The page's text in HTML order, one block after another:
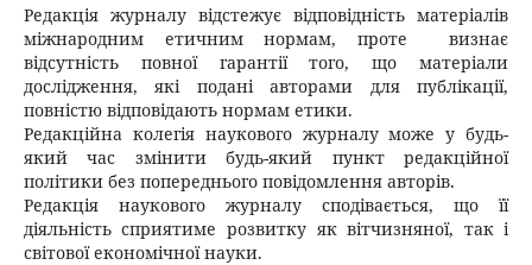
Редакція журналу відстежує відповідність матеріалів
міжнародним етичним нормам, проте визнає
відсутність повної гарантії того, що матеріали
дослідження, які подані авторами для публікації,
повністю відповідають нормам етики.
Редакційна колегія наукового журналу може у будь-
який час змінити будь-який пункт редакційної
політики без попереднього повідомлення авторів.
Редакція наукового журналу сподівається, що її
діяльність сприятиме розвитку як вітчизняної, так і
світової економічної науки.